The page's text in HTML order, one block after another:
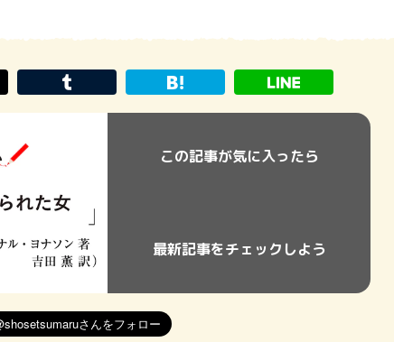
この記事が気に入ったら
最新記事をチェックしよう